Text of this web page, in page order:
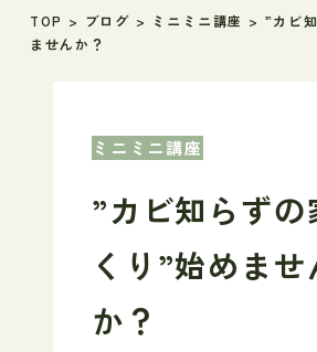
TOP > ブログ > ミニミニ講座 > ”カビ
ませんか？
ミニミニ講座
”カビ知らずの
くり”始めませ
か？